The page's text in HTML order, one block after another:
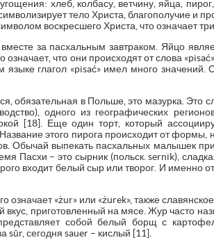
хлеб, колбасу, ветчину, яйца,
тело Христа, благополучие и
воскресшего Христа, что означает
за пасхальным завтраком. Яйцо
означает, что они происходят от слова
языке глагол «pisać» имел много
обязательная в Польше, это мазурка. Это
одного из географических
[18]. Еще один торт, который
Название этого пирога происходит от
Обычай выпекать пасхальных малышек
Пасхи – это сырник (польск. sernik),
входит белый сыр или творог. И именно
означает «żur» или «żurek», также
приготовленный на мясе. Жур часто
собой белый борщ с
sūr, сегодня sauer – кислый [11].